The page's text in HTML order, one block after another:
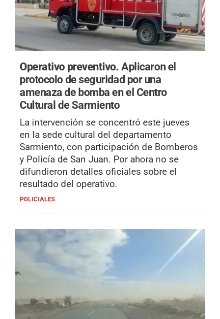
Operativo preventivo.Aplicaron el
protocolo de seguridad por una
amenaza de bomba en el Centro
Cultural de Sarmiento
La intervención se concentró este jueves
en la sede cultural del departamento
Sarmiento, con participación de Bomberos
y Policía de San Juan. Por ahora no se
difundieron detalles oficiales sobre el
resultado del operativo.
POLICIALES